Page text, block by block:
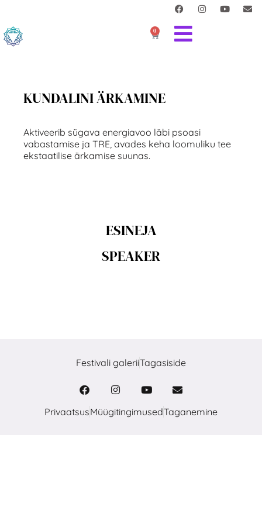
0
KUNDALINI ÄRKAMINE
Aktiveerib sügava energiavoo läbi psoasi
vabastamise ja TRE, avades keha loomuliku tee
ekstaatilise ärkamise suunas.
ESINEJA
SPEAKER
Festivali galeriiTagasiside
PrivaatsusMüügitingimusedTaganemine